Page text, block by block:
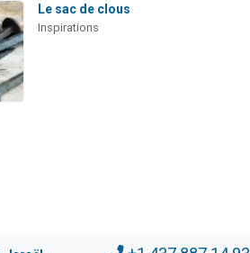
Le sac de clous
Inspirations